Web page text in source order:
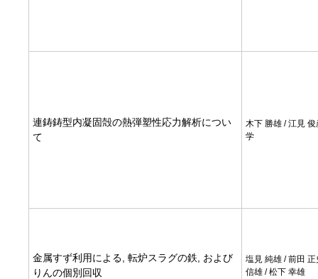
連鋳鋳型内凝固殻の熱弾塑性応力解析につい
て
木下 勝雄 / 江見 俊
学
金属すず利用による, 転炉スラグの鉄, および
りんの個別回収
塩見 純雄 / 前田 正
信雄 / 松下 幸雄